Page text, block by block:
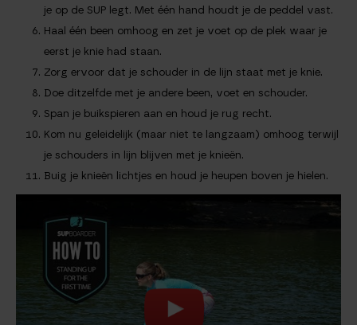
je op de SUP legt. Met één hand houdt je de peddel vast.
Haal één been omhoog en zet je voet op de plek waar je
eerst je knie had staan.
Zorg ervoor dat je schouder in de lijn staat met je knie.
Doe ditzelfde met je andere been, voet en schouder.
Span je buikspieren aan en houd je rug recht.
Kom nu geleidelijk (maar niet te langzaam) omhoog terwijl
je schouders in lijn blijven met je knieën.
Buig je knieën lichtjes en houd je heupen boven je hielen.